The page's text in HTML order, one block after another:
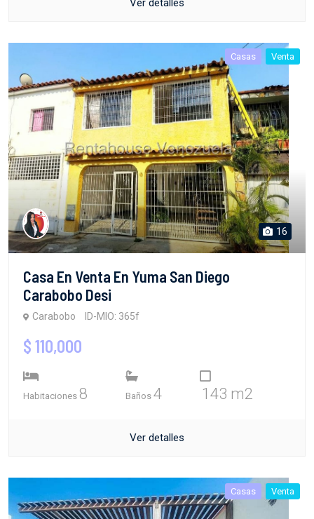
Casas Venta
16
Casa En Venta En Yuma San Diego
Carabobo Desi
Carabobo ID-MIO: 365f
$ 110,000
Habitaciones 8 Baños 4 143 m2
Ver detalles
Casas Venta